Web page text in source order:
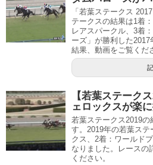
「若葉ステークス
テークスの結果は1着
レアスパークル、3着
ーズ」が勝利した
結果、動画をご覧くだ
【若葉ステーク
ェロックスが楽
若葉ステークス2019
す。2019年の若葉ステ
クス、2着：ワールド
なりました。レースの
ください。